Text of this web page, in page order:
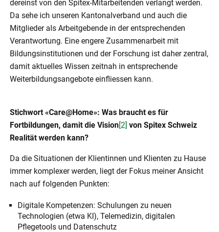
dereinst von den Spitex-Mitarbeitenden verlangt werden.
Da sehe ich unseren Kantonalverband und auch die
Mitglieder als Arbeitgebende in der entsprechenden
Verantwortung. Eine engere Zusammenarbeit mit
Bildungsinstitutionen und der Forschung ist daher zentral,
damit aktuelles Wissen zeitnah in entsprechende
Weiterbildungsangebote einfliessen kann.
Stichwort «Care@Home»: Was braucht es für
Fortbildungen, damit die Vision[2] von Spitex Schweiz
Realität werden kann?
Da die Situationen der Klientinnen und Klienten zu Hause
immer komplexer werden, liegt der Fokus meiner Ansicht
nach auf folgenden Punkten:
Digitale Kompetenzen: Schulungen zu neuen
Technologien (etwa KI), Telemedizin, digitalen
Pflegetools und Datenschutz